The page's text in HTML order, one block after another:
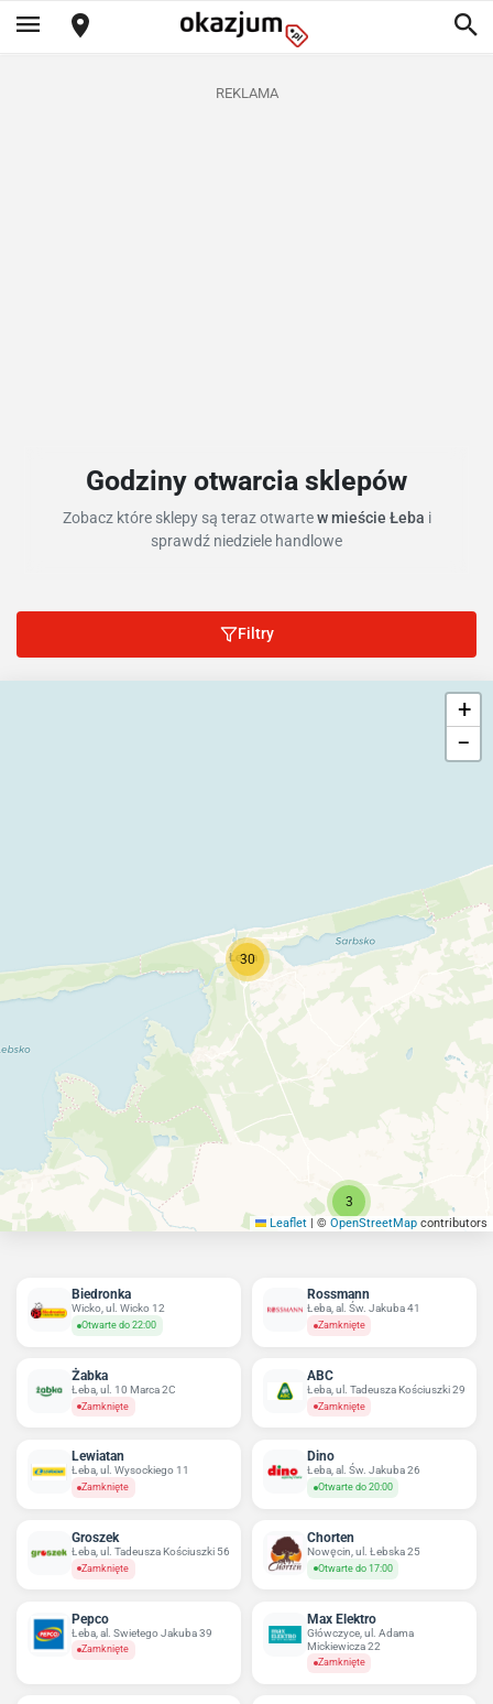
REKLAMA
Godziny otwarcia sklepów
Zobacz które sklepy są teraz otwartew mieście Łeba i
sprawdź niedziele handlowe
Filtry
30
3
+
−
Leaflet | © OpenStreetMap contributors
Biedronka
Wicko, ul. Wicko 12
Otwarte do 22:00
Rossmann
Łeba, al. Św. Jakuba 41
Zamknięte
Żabka
Łeba, ul. 10 Marca 2C
Zamknięte
ABC
Łeba, ul. Tadeusza Kościuszki 29
Zamknięte
Lewiatan
Łeba, ul. Wysockiego 11
Zamknięte
Dino
Łeba, al. Św. Jakuba 26
Otwarte do 20:00
Groszek
Łeba, ul. Tadeusza Kościuszki 56
Zamknięte
Chorten
Nowęcin, ul. Łebska 25
Otwarte do 17:00
Pepco
Łeba, al. Swietego Jakuba 39
Zamknięte
Max Elektro
Główczyce, ul. Adama
Mickiewicza 22
Zamknięte